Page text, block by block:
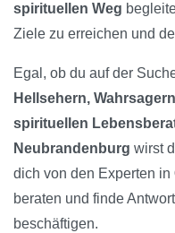
spirituellen Weg
Ziele zu erreichen und
Egal, ob du auf der
Hellsehern,
spirituellen
Neubrandenburg wirst
dich von den Experten in
beraten und finde
beschäftigen.